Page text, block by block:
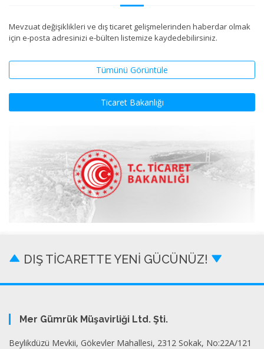
Mevzuat değişiklikleri ve dış ticaret gelişmelerinden haberdar olmak
için e-posta adresinizi e-bülten listemize kaydedebilirsiniz.
Tümünü Görüntüle
Ticaret Bakanlığı
DIŞ TİCARETTE YENİ GÜCÜNÜZ!
Mer Gümrük Müşavirliği Ltd. Şti.
Beylikdüzü Mevkii, Gökevler Mahallesi, 2312 Sokak, No:22A/121